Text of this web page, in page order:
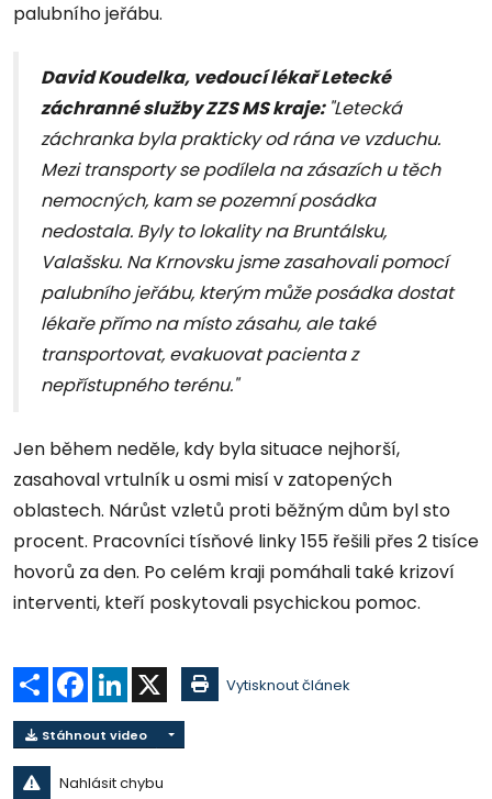
palubního jeřábu.
David Koudelka, vedoucí lékař Letecké
záchranné služby ZZS MS kraje: "Letecká
záchranka byla prakticky od rána ve vzduchu.
Mezi transporty se podílela na zásazích u těch
nemocných, kam se pozemní posádka
nedostala. Byly to lokality na Bruntálsku,
Valašsku. Na Krnovsku jsme zasahovali pomocí
palubního jeřábu, kterým může posádka dostat
lékaře přímo na místo zásahu, ale také
transportovat, evakuovat pacienta z
nepřístupného terénu."
Jen během neděle, kdy byla situace nejhorší,
zasahoval vrtulník u osmi misí v zatopených
oblastech. Nárůst vzletů proti běžným dům byl sto
procent. Pracovníci tísňové linky 155 řešili přes 2 tisíce
hovorů za den. Po celém kraji pomáhali také krizoví
interventi, kteří poskytovali psychickou pomoc.
Sdílet Facebook
LinkedIn Vytisknout článek
Stáhnout video
Nahlásit chybu